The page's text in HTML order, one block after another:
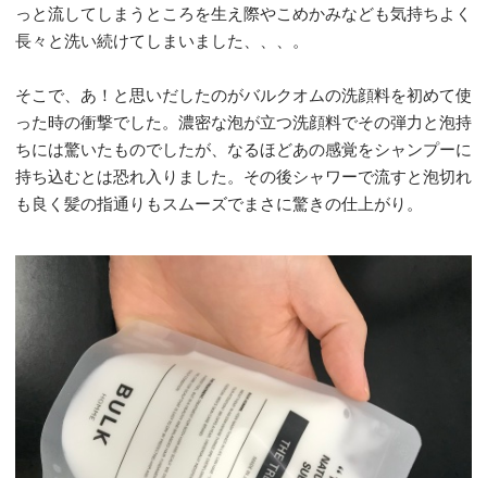
っと流してしまうところを生え際やこめかみなども気持ちよく
長々と洗い続けてしまいました、、、。
そこで、あ！と思いだしたのがバルクオムの洗顔料を初めて使
った時の衝撃でした。濃密な泡が立つ洗顔料でその弾力と泡持
ちには驚いたものでしたが、なるほどあの感覚をシャンプーに
持ち込むとは恐れ入りました。その後シャワーで流すと泡切れ
も良く髪の指通りもスムーズでまさに驚きの仕上がり。